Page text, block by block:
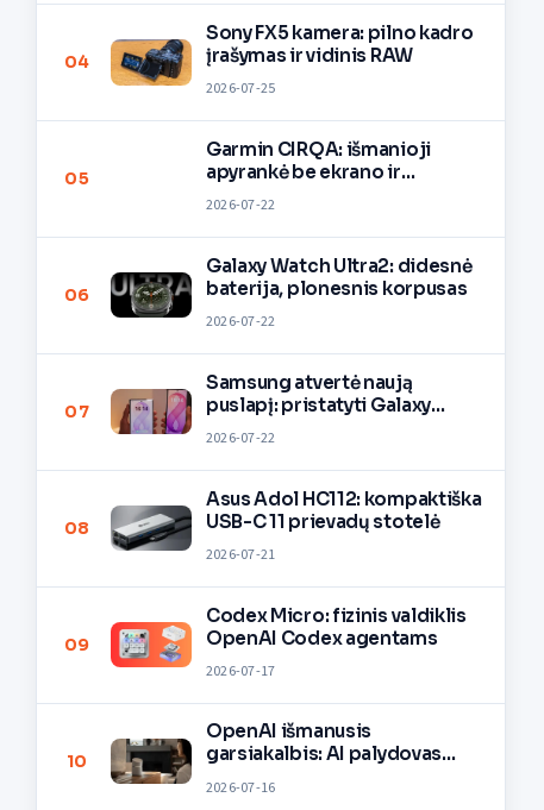
04
Sony FX5 kamera: pilno kadro
įrašymas ir vidinis RAW
2026-07-25
05
Garmin CIRQA: išmanioji
apyrankė be ekrano ir
2026-07-22
06
Galaxy Watch Ultra2: didesnė
baterija, plonesnis korpusas
2026-07-22
07
Samsung atvertė naują
puslapį: pristatyti Galaxy
lankstieji flagmanai.
2026-07-22
08
Asus Adol HC112: kompaktiška
USB-C 11 prievadų stotelė
2026-07-21
09
Codex Micro: fizinis valdiklis
OpenAI Codex agentams
2026-07-17
10
OpenAI išmanusis
garsiakalbis: AI palydovas
2026-07-16